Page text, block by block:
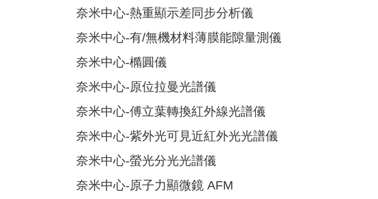
奈米中心-熱重顯示差同步分析儀
奈米中心-有/無機材料薄膜能隙量測儀
奈米中心-橢圓儀
奈米中心-原位拉曼光譜儀
奈米中心-傅立葉轉換紅外線光譜儀
奈米中心-紫外光可見近紅外光光譜儀
奈米中心-螢光分光光譜儀
奈米中心-原子力顯微鏡 AFM